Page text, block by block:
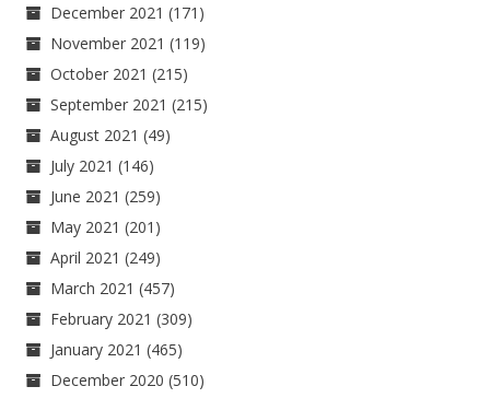
December 2021 (171)
November 2021 (119)
October 2021 (215)
September 2021 (215)
August 2021 (49)
July 2021 (146)
June 2021 (259)
May 2021 (201)
April 2021 (249)
March 2021 (457)
February 2021 (309)
January 2021 (465)
December 2020 (510)